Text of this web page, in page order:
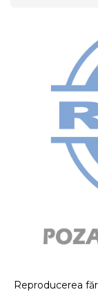
Reproducerea